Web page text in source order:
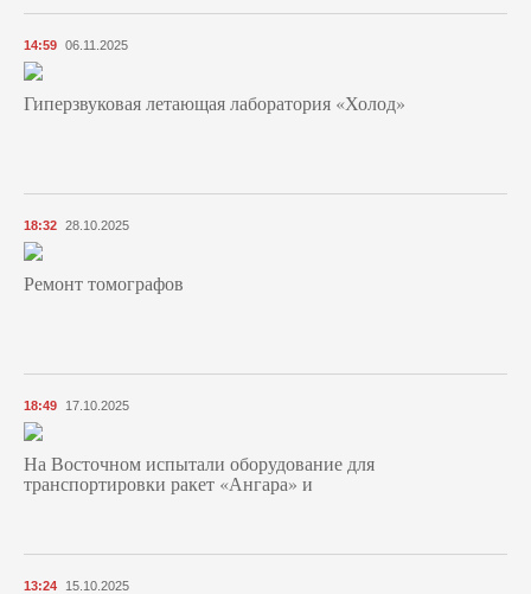
14:59 06.11.2025
Гиперзвуковая летающая лаборатория «Холод»
18:32 28.10.2025
Ремонт томографов
18:49 17.10.2025
На Восточном испытали оборудование для
транспортировки ракет «Ангара» и
13:24 15.10.2025